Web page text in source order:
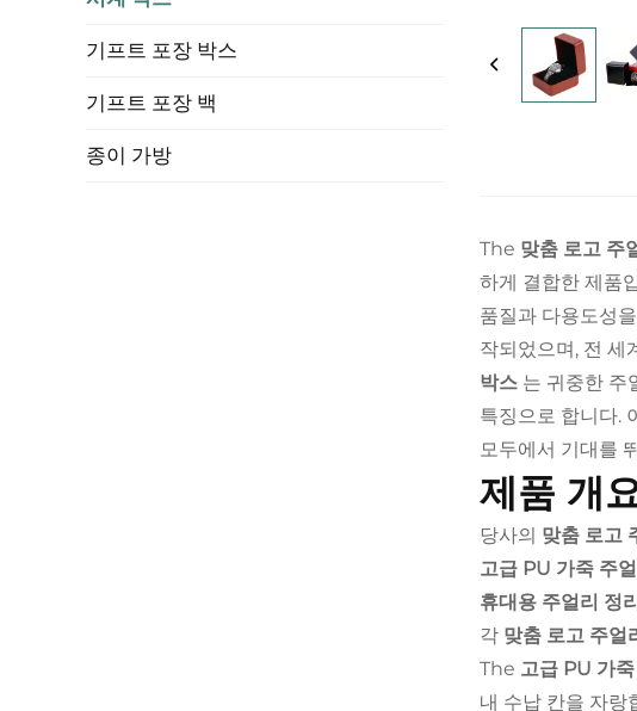
기프트 포장 박스
기프트 포장 백
종이 가방
The 맞춤 로고 주
하게 결합한 제품
품질과 다용도성
작되었으며, 전 세
박스 는 귀중한 주
특징으로 합니다.
모두에서 기대를
제품 개
당사의 맞춤 로고
고급 PU 가죽 주
휴대용 주얼리 정
각 맞춤 로고 주얼
The 고급 PU 가
내 수납 칸을 자랑